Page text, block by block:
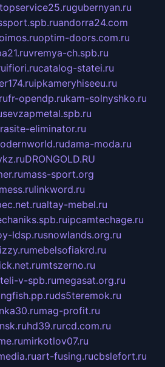
topservice25.rugubernyan.ru
andorra24.com
optim-doors.com.ru
vremya-ch.spb.ru
ifiori.rucatalog-statei.ru
ipkameryhiseeu.ru
fr-opendp.rukam-solnyshko.ru
sevzapmetal.spb.ru
eliminator.ru
dama-moda.ru
DRONGOLD.RU
mass-sport.org
linkword.ru
altay-mebel.ru
ipcamtechage.ru
ldsp.rusnowlands.org.ru
mebelsofiakrd.ru
mtszerno.ru
v-spb.rumegasat.org.ru
ds5teremok.ru
mag-profit.ru
hd39.rurcd.com.ru
mirkotlov07.ru
art-fusing.rucbslefort.ru